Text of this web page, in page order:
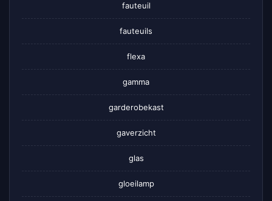
fauteuil
fauteuils
flexa
gamma
garderobekast
gaverzicht
glas
gloeilamp